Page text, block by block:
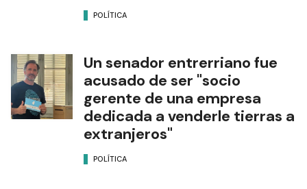
POLÍTICA
Un senador entrerriano fue
acusado de ser "socio
gerente de una empresa
dedicada a venderle tierras a
extranjeros"
POLÍTICA